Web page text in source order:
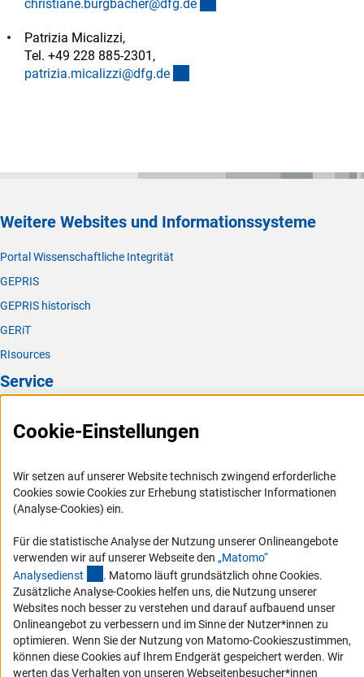
christiane.burgbacher@dfg.de
Patrizia Micalizzi,
Tel. +49 228 885-2301,
patrizia.micalizzi@dfg.de
Weitere Websites und Informationssysteme
Portal Wissenschaftliche Integrität
GEPRIS
GEPRIS historisch
GERiT
RIsources
Service
FAQ
Logo und Corporate Design
RSS-Feeds
Compliance
Vergabeverfahren
Barrierefreiheit
Service und Informationen für Menschen mit Behinderungen
Erklärung zur Barrierefreiheit
Barriere melden
Cookie-Einstellungen
Wir setzen auf unserer Website technisch zwingend erforderliche
Cookies sowie Cookies zur Erhebung statistischer Informationen
(Analyse-Cookies) ein.
Für die statistische Analyse der Nutzung unserer Onlineangebote
verwenden wir auf unserer Webseite den „Matomo“
Analysedienst (externer Link)
. Matomo läuft grundsätzlich ohne Cookies.
Zusätzliche Analyse-Cookies helfen uns, die Nutzung unserer
Websites noch besser zu verstehen und darauf aufbauend unser
Onlineangebot zu verbessern und im Sinne der Nutzer*innen zu
optimieren. Wenn Sie der Nutzung von Matomo-Cookieszustimmen,
können diese Cookies auf Ihrem Endgerät gespeichert werden. Wir
werten das Verhalten von unseren Webseitenbesucher*innen